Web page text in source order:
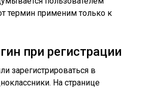
термин применим только к
при регистрации
зарегистрироваться в
На странице